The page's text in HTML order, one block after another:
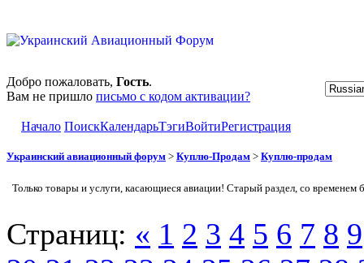
Добро пожаловать, Гость.
Вам не пришло письмо с кодом активации?
Начало ПоискКалендарьТэгиВойтиРегистрация
Украинский авиационный форум > Куплю-Продам > Куплю-продам
Только товары и услуги, касающиеся авиации! Старый раздел, со временем
Страниц: « 1 2 3 4 5 6 7 8 9